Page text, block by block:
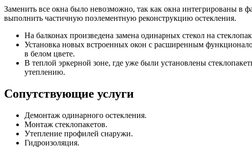
Заменить все окна было невозможно, так как окна интегрированы
выполнить частичную поэлементную реконструкцию остекления.
На балконах произведена замена одинарных стекол на
Установка новых встроенных окон с расширенным
в белом цвете.
В теплой эркерной зоне, где уже были установлены
утеплению.
Сопутствующие услуги
Демонтаж одинарного остекления.
Монтаж стеклопакетов.
Утепление профилей снаружи.
Гидроизоляция.